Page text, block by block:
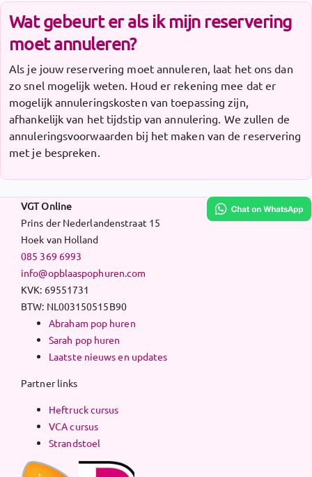
Wat gebeurt er als ik mijn reservering
moet annuleren?
Als je jouw reservering moet annuleren, laat het ons dan
zo snel mogelijk weten. Houd er rekening mee dat er
mogelijk annuleringskosten van toepassing zijn,
afhankelijk van het tijdstip van annulering. We zullen de
annuleringsvoorwaarden bij het maken van de reservering
met je bespreken.
VGT Online
Prins der Nederlandenstraat 15
Hoek van Holland
085 369 6993
info@opblaaspophuren.com
KVK: 69551731
BTW: NL003150515B90
Abraham pop huren
Sarah pop huren
Laatste nieuws en updates
Partner links
Heftruck cursus
VCA cursus
Strandstoel